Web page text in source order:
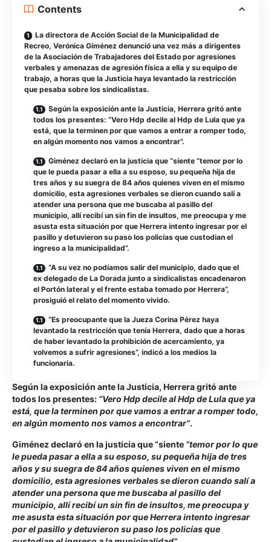
Contents
La directora de Acción Social de la Municipalidad de
Recreo, Verónica Giménez denunció una vez más a dirigentes
de la Asociación de Trabajadores del Estado por agresiones
verbales y amenazas de agresión física a ella y su equipo de
trabajo, a horas que la Justicia haya levantado la restricción
que pesaba sobre los sindicalistas.
Según la exposición ante la Justicia, Herrera gritó ante
todos los presentes: “Vero Hdp decile al Hdp de Lula que ya
está, que la terminen por que vamos a entrar a romper todo,
en algún momento nos vamos a encontrar”.
Giménez declaró en la justicia que “siente “temor por lo
que le pueda pasar a ella a su esposo, su pequeña hija de
tres años y su suegra de 84 años quienes viven en el mismo
domicilio, esta agresiones verbales se dieron cuando salí a
atender una persona que me buscaba al pasillo del
municipio, allí recibí un sin fin de insultos, me preocupa y me
asusta esta situación por que Herrera intento ingresar por el
pasillo y detuvieron su paso los policías que custodian el
ingreso a la municipalidad”.
“A su vez no podíamos salir del municipio, dado que el
ex delegado de La Dorada junto a sindicalistas encadenaron
el Portón lateral y el frente estaba tomado por Herrera”,
prosiguió el relato del momento vivido.
“Es preocupante que la Jueza Corina Pérez haya
levantado la restricción que tenía Herrera, dado que a horas
de haber levantado la prohibición de acercamiento, ya
volvemos a sufrir agresiones”, indicó a los medios la
funcionaria.
Según la exposición ante la Justicia, Herrera gritó ante
todos los presentes: “Vero Hdp decile al Hdp de Lula que ya
está, que la terminen por que vamos a entrar a romper todo,
en algún momento nos vamos a encontrar”.
Giménez declaró en la justicia que “siente “temor por lo que
le pueda pasar a ella a su esposo, su pequeña hija de tres
años y su suegra de 84 años quienes viven en el mismo
domicilio, esta agresiones verbales se dieron cuando salí a
atender una persona que me buscaba al pasillo del
municipio, allí recibí un sin fin de insultos, me preocupa y
me asusta esta situación por que Herrera intento ingresar
por el pasillo y detuvieron su paso los policías que